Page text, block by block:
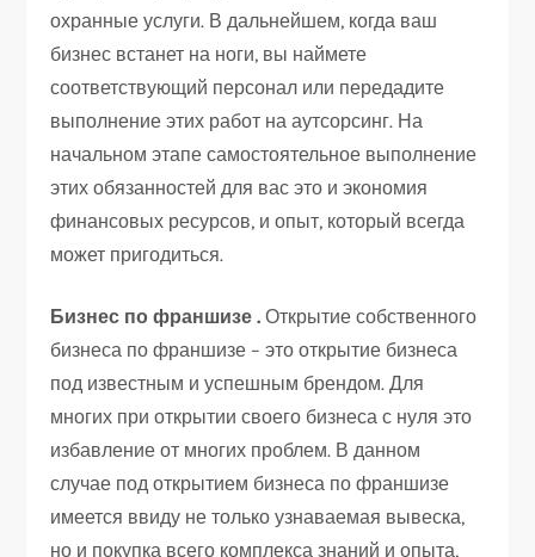
охранные услуги. В дальнейшем, когда ваш
бизнес встанет на ноги, вы наймете
соответствующий персонал или передадите
выполнение этих работ на аутсорсинг. На
начальном этапе самостоятельное выполнение
этих обязанностей для вас это и экономия
финансовых ресурсов, и опыт, который всегда
может пригодиться.
Бизнес по франшизе .Открытие собственного
бизнеса по франшизе – это открытие бизнеса
под известным и успешным брендом. Для
многих при открытии своего бизнеса с нуля это
избавление от многих проблем. В данном
случае под открытием бизнеса по франшизе
имеется ввиду не только узнаваемая вывеска,
но и покупка всего комплекса знаний и опыта,